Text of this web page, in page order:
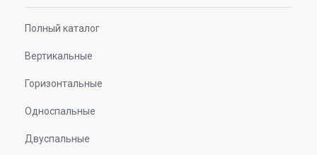
Полный каталог
Вертикальные
Горизонтальные
Односпальные
Двуспальные